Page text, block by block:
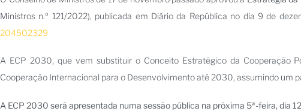
Ministros n.º 121/2022), publicada em Diário da República no dia 9 de
204502329
A ECP 2030, que vem substituir o Conceito Estratégico da Cooperação
Cooperação Internacional para o Desenvolvimento até 2030, assumindo um
A ECP 2030 será apresentada numa sessão pública na próxima 5ª-feira, dia